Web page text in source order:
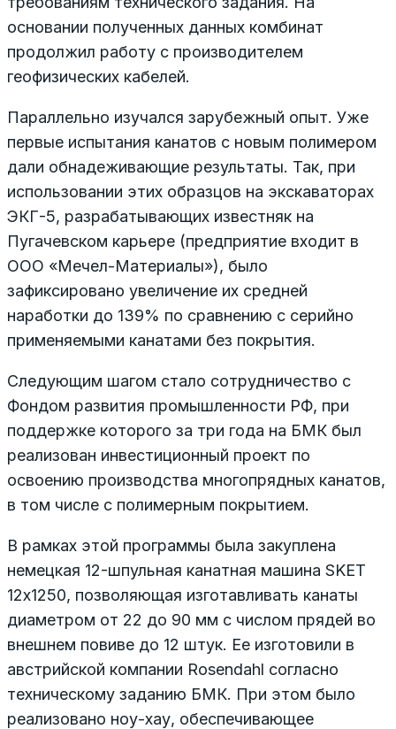
основании полученных данных комбинат
продолжил работу с производителем
геофизических кабелей.
Параллельно изучался зарубежный опыт. Уже
первые испытания канатов с новым полимером
дали обнадеживающие результаты. Так, при
использовании этих образцов на экскаваторах
ЭКГ-5, разрабатывающих известняк на
Пугачевском карьере (предприятие входит в
ООО «Мечел-Материалы»), было
зафиксировано увеличение их средней
наработки до 139% по сравнению с серийно
применяемыми канатами без покрытия.
Следующим шагом стало сотрудничество с
Фондом развития промышленности РФ, при
поддержке которого за три года на БМК был
реализован инвестиционный проект по
освоению производства многопрядных канатов,
в том числе с полимерным покрытием.
В рамках этой программы была закуплена
немецкая 12-шпульная канатная машина SKET
12х1250, позволяющая изготавливать канаты
диаметром от 22 до 90 мм с числом прядей во
внешнем повиве до 12 штук. Ее изготовили в
австрийской компании Rosendahl согласно
техническому заданию БМК. При этом было
реализовано ноу-хау, обеспечивающее